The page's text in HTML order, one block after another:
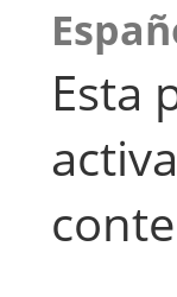
Esta